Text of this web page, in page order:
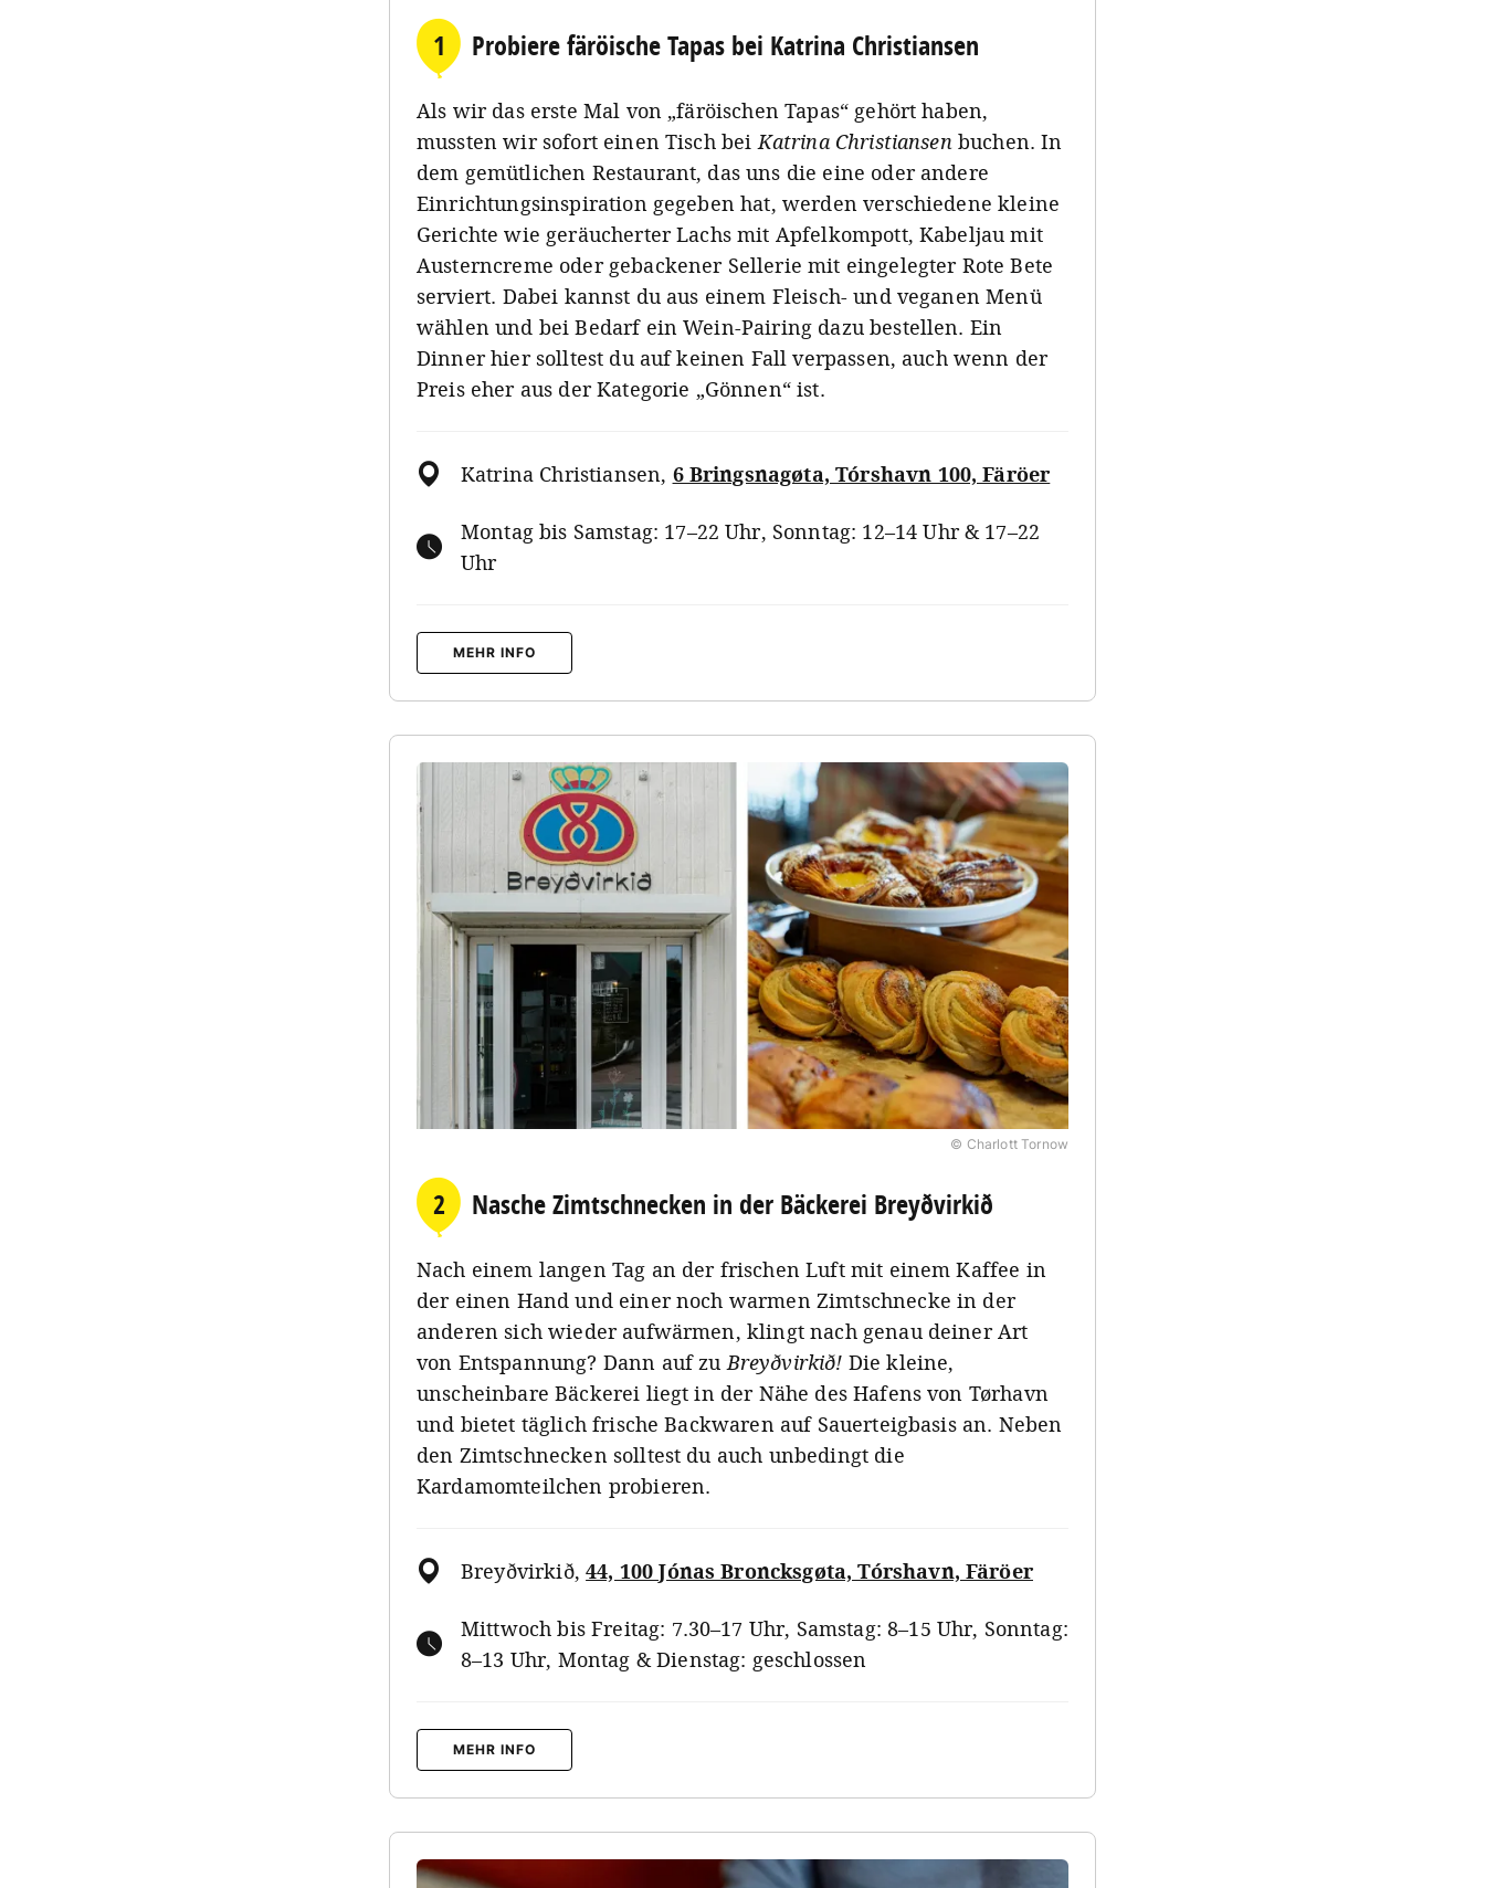
1 Probiere färöische Tapas bei Katrina Christiansen
Als wir das erste Mal von „färöischen Tapas“ gehört haben,
mussten wir sofort einen Tisch beiKatrina Christiansenbuchen. In
dem gemütlichen Restaurant, das uns die eine oder andere
Einrichtungsinspiration gegeben hat, werden verschiedene kleine
Gerichte wie geräucherter Lachs mit Apfelkompott, Kabeljau mit
Austerncreme oder gebackener Sellerie mit eingelegter Rote Bete
serviert. Dabei kannst du aus einem Fleisch- und veganen Menü
wählen und bei Bedarf ein Wein-Pairing dazu bestellen. Ein
Dinner hier solltest du auf keinen Fall verpassen, auch wenn der
Preis eher aus der Kategorie „Gönnen“ ist.
Katrina Christiansen, 6 Bringsnagøta, Tórshavn 100, Färöer
Montag bis Samstag: 17–22 Uhr, Sonntag: 12–14 Uhr & 17–22
Uhr
MEHR INFO
© Charlott Tornow
2 Nasche Zimtschnecken in der Bäckerei Breyðvirkið
Nach einem langen Tag an der frischen Luft mit einem Kaffee in
der einen Hand und einer noch warmen Zimtschnecke in der
anderen sich wieder aufwärmen, klingt nach genau deiner Art
von Entspannung? Dann auf zuBreyðvirkið! Die kleine,
unscheinbare Bäckerei liegt in der Nähe des Hafens von Tørhavn
und bietet täglich frische Backwaren auf Sauerteigbasis an. Neben
den Zimtschnecken solltest du auch unbedingt die
Kardamomteilchen probieren.
Breyðvirkið,44, 100 Jónas Broncksgøta, Tórshavn, Färöer
Mittwoch bis Freitag: 7.30–17 Uhr, Samstag: 8–15 Uhr, Sonntag:
8–13 Uhr, Montag & Dienstag: geschlossen
MEHR INFO